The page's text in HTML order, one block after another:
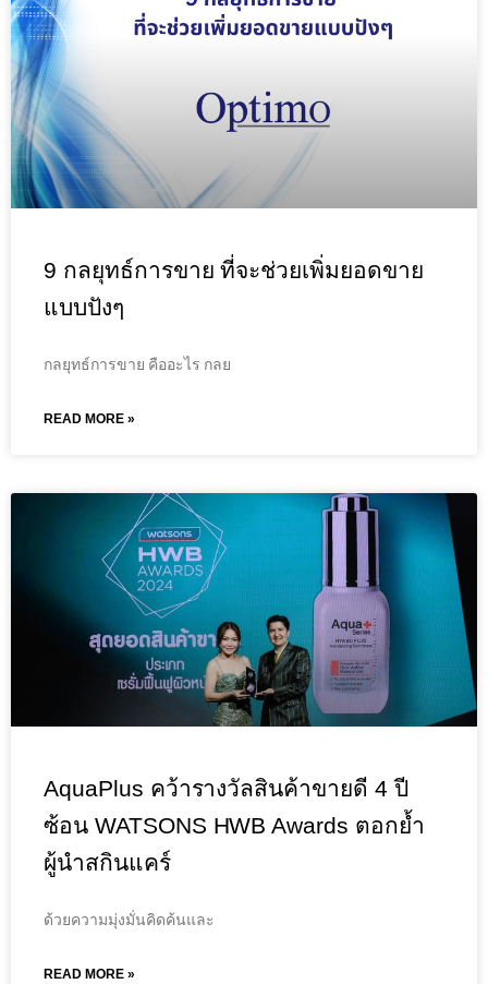
9 กลยุทธ์การขาย ที่จะช่วยเพิ่มยอดขาย
แบบปังๆ
กลยุทธ์การขาย คืออะไร กลย
READ MORE »
AquaPlus คว้ารางวัลสินค้าขายดี 4 ปี
ซ้อน WATSONS HWB Awards ตอกย้ำ
ผู้นำสกินแคร์
ด้วยความมุ่งมั่นคิดค้นและ
READ MORE »